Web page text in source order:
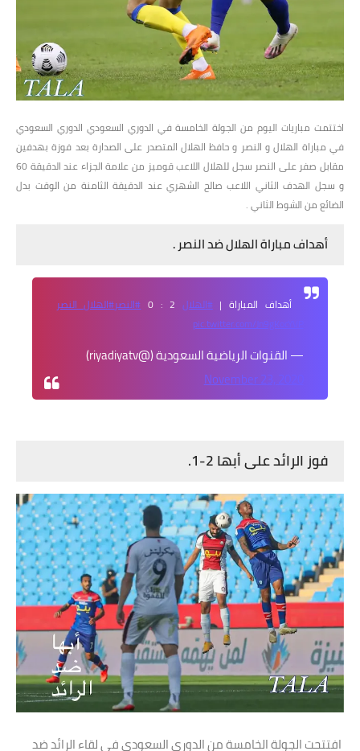
اختتمت مباريات اليوم من الجولة الخامسة في الدوري السعودي الدوري السعودي
في مباراة الهلال و النصر و حافظ الهلال المتصدر على الصدارة بعد فوزة بهدفين
مقابل صفر على النصر سجل للهلال اللاعب قوميز من علامة الجزاء عند الدقيقة 60
و سجل الهدف الثاني اللاعب صالح الشهري عند الدقيقة الثامنة من الوقت بدل
الضائع من الشوط الثاني .
أهداف مباراة الهلال ضد النصر .
أهداف المباراة |#الهلال #النصر#الهلال_النصر
pic.twitter.com/Jn9gKocYVP
— القنوات الرياضية السعودية (@riyadiyatv)
November 23, 2020
فوز الرائد على أبها 2-1.
افتتحت الجولة الخامسة من الدوري السعودي في لقاء الرائد ضد